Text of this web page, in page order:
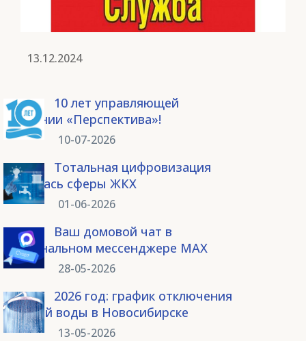
13.12.2024
10 лет управляющей
компании «Перспектива»!
10-07-2026
Тотальная цифровизация
коснулась сферы ЖКХ
01-06-2026
Ваш домовой чат в
национальном мессенджере МАХ
28-05-2026
2026 год: график отключения
горячей воды в Новосибирске
13-05-2026